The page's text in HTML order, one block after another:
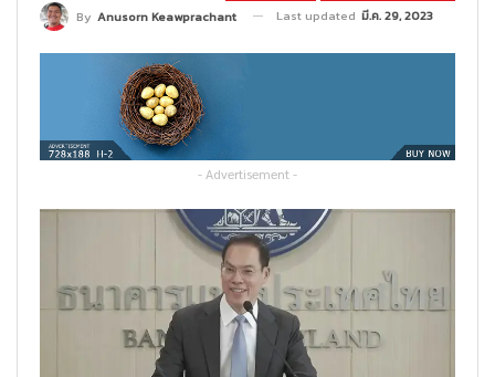
By Anusorn Keawprachant Last updated มี.ค. 29, 2023
- Advertisement -